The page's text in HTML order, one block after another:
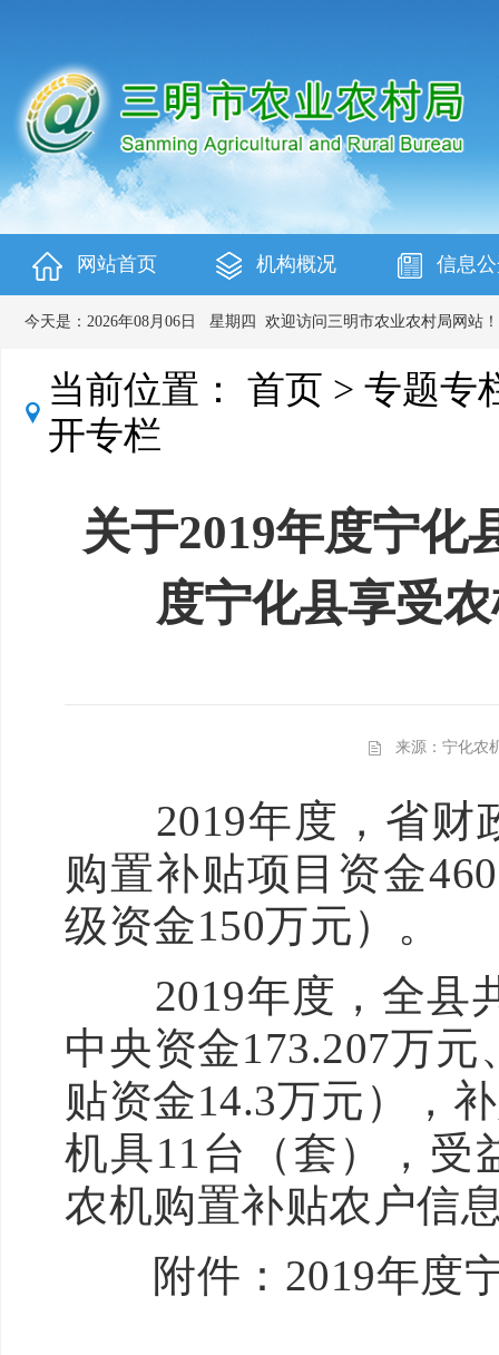
网站首页 机构概况 信息
今天是： 2026年08月06日 星期四 欢迎访问三明市农业农村局网站！
当前位置： 首页 > 专题专
开专栏
关于2019年度宁化
度宁化县享受
来源：宁化农
2019年度，省财
购置补贴项目资金
级资金150万元）。
2019年度，全县共
中央资金173.207万
贴资金14.3万元），
机具11台（套），受
农机购置补贴农户信
附件：2019年度宁